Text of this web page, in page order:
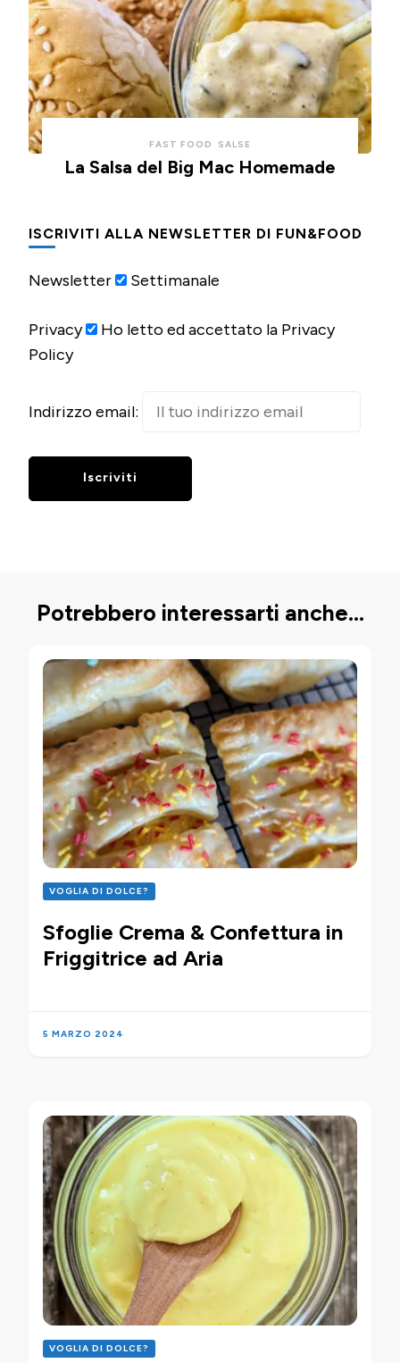
FAST FOOD SALSE
La Salsa del Big Mac Homemade
ISCRIVITI ALLA NEWSLETTER DI FUN&FOOD
Newsletter Settimanale
Privacy
Ho letto ed accettato la Privacy
Policy
Indirizzo email:
Potrebbero interessarti anche...
VOGLIA DI DOLCE?
Sfoglie Crema & Confettura in
Friggitrice ad Aria
5 MARZO 2024
VOGLIA DI DOLCE?